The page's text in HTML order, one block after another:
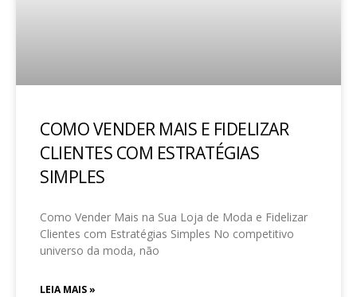
COMO VENDER MAIS E FIDELIZAR
CLIENTES COM ESTRATÉGIAS
SIMPLES
Como Vender Mais na Sua Loja de Moda e Fidelizar
Clientes com Estratégias Simples No competitivo
universo da moda, não
LEIA MAIS »